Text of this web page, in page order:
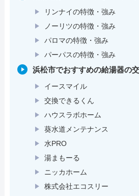
リンナイの特徴・強み
ノーリツの特徴・強み
パロマの特徴・強み
パーパスの特徴・強み
浜松市でおすすめの給湯器の
イースマイル
交換できるくん
ハウスラボホーム
葵水道メンテナンス
水PRO
湯まもーる
ニッカホーム
株式会社エコスリー